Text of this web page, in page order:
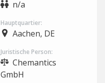
n/a
Hauptquartier:
Aachen, DE
Juristische Person:
Chemantics
GmbH